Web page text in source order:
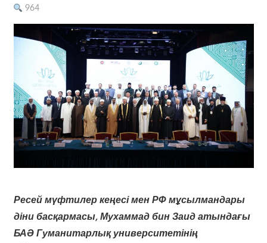
964
Ресей мүфтилер кеңесі мен РФ мұсылмандары
діни басқармасы, Мухаммад бин Заид атындағы
БАӘ Гуманитарлық университетінің